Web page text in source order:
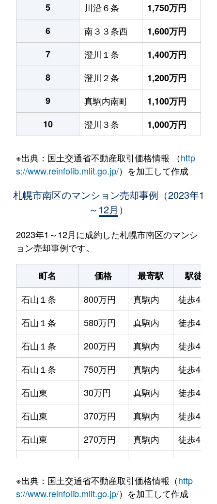
5
川沿６条
1,750万円
6
南３３条西
1,600万円
7
澄川１条
1,400万円
8
澄川２条
1,200万円
9
真駒内南町
1,100万円
10
澄川３条 1,000万円
※出典：国土交通省不動産取引価格情報 （http
s://www.reinfolib.mlit.go.jp/）を加工して作成
札幌市南区のマンション売却事例（2023年1
～12月）
2023年1～12月に成約した札幌市南区のマンシ
ョン売却事例です。
町名 価格 最寄駅
駅徒歩
石山１条
800万円 真駒内
徒歩45分
石山１条
580万円 真駒内
徒歩45分
石山１条
200万円 真駒内
徒歩45分
石山１条
750万円 真駒内
徒歩45分
石山東
30万円 真駒内
徒歩45分
石山東
370万円 真駒内
徒歩45分
石山東
270万円 真駒内
徒歩45分
石山東
50万円 真駒内
徒歩45分
※出典：国土交通省不動産取引価格情報（http
s://www.reinfolib.mlit.go.jp/）を加工して作成